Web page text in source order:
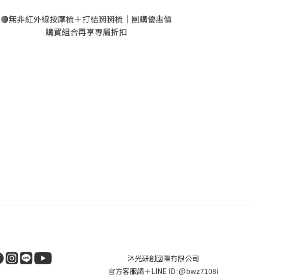
🔴無非紅外線按摩梳＋打結掰掰梳｜團購優惠價
購買組合再享專屬折扣
沐光研創國際有限公司
官方客服請＋LINE ID :@bwz7108i